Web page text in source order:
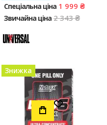
Спеціальна ціна 1 999 ₴
Звичайна ціна 2 343 ₴
Додати до Списку Бажань
Знижка